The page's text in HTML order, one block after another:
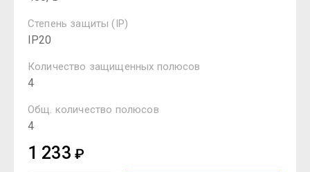
Степень защиты (IP)
IP20
Количество защищенных полюсов
4
Общ. количество полюсов
4
1 233 ₽